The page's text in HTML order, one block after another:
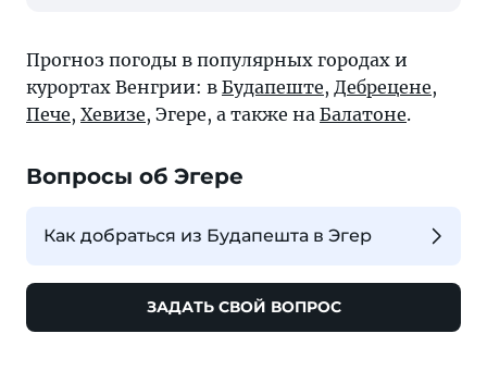
Прогноз погоды в популярных городах и
курортах Венгрии: в Будапеште, Дебрецене,
Пече, Хевизе, Эгере, а также на Балатоне.
Вопросы об Эгере
Как добраться из Будапешта в Эгер
ЗАДАТЬ СВОЙ ВОПРОС